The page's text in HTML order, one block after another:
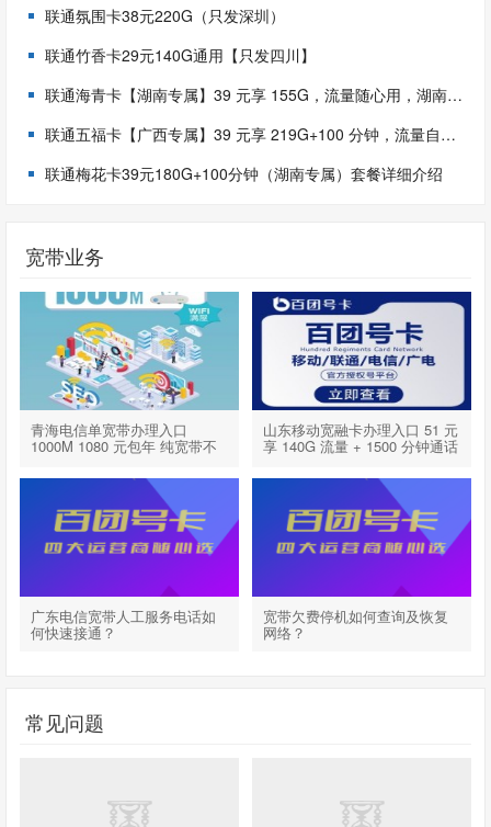
联通氛围卡38元220G（只发深圳）
联通竹香卡29元140G通用【只发四川】
联通海青卡【湖南专属】39 元享 155G，流量随心用，湖南用户专享福利！
联通五福卡【广西专属】39 元享 219G+100 分钟，流量自由轻松实现！
联通梅花卡39元180G+100分钟（湖南专属）套餐详细介绍
宽带业务
青海电信单宽带办理入口
1000M 1080 元包年 纯宽带不
山东移动宽融卡办理入口 51 元
享 140G 流量 + 1500 分钟通话
广东电信宽带人工服务电话如
何快速接通？
宽带欠费停机如何查询及恢复
网络？
常见问题